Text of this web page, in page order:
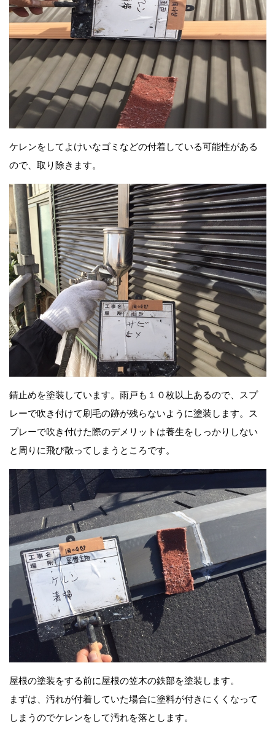
ケレンをしてよけいなゴミなどの付着している可能性がある
ので、取り除きます。
錆止めを塗装しています。雨戸も１０枚以上あるので、スプ
レーで吹き付けて刷毛の跡が残らないように塗装します。ス
プレーで吹き付けた際のデメリットは養生をしっかりしない
と周りに飛び散ってしまうところです。
屋根の塗装をする前に屋根の笠木の鉄部を塗装します。
まずは、汚れが付着していた場合に塗料が付きにくくなって
しまうのでケレンをして汚れを落とします。